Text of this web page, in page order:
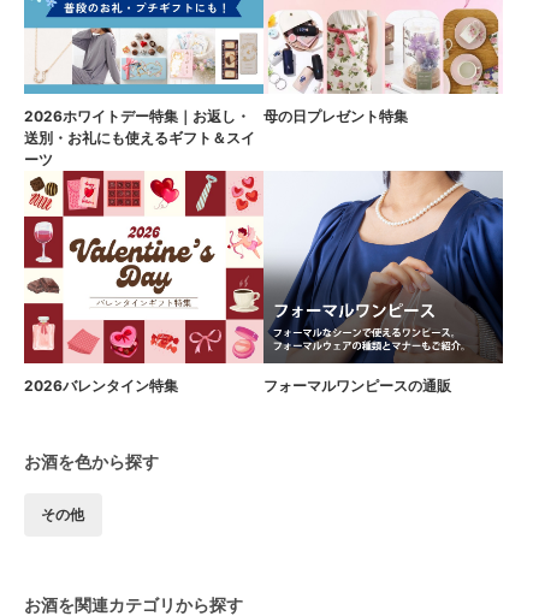
2026ホワイトデー特集｜お返し・
送別・お礼にも使えるギフト＆スイ
ーツ
母の日プレゼント特集
2026バレンタイン特集 フォーマルワンピースの通販
お酒を色から探す
その他
お酒を関連カテゴリから探す